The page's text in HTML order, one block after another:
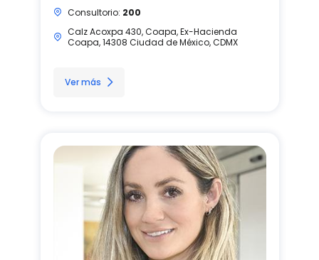
Consultorio: 200
Calz Acoxpa 430, Coapa, Ex-Hacienda
Coapa, 14308 Ciudad de México, CDMX
Ver más